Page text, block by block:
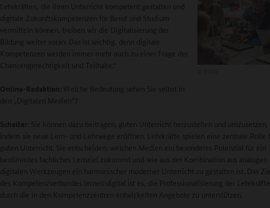
Lehrkräften, die ihren Unterricht kompetent gestalten und
digitale Zukunftskompetenzen für Beruf und Studium
vermitteln können, treiben wir die Digitalisierung der
Bildung weiter voran. Das ist wichtig, denn digitale
Kompetenzen werden immer mehr auch zu einer Frage der
Chancengerechtigkeit und Teilhabe.“
Online-Redaktion: Welche Bedeutung sehen Sie selbst in
den „Digitalen Medien“?
Scheiter:
Sie können dazu beitragen, guten Unterricht herzustellen und umzusetzen,
indem sie neue Lern- und Lehrwege eröffnen. Lehrkräfte spielen eine zentrale Rolle
guten Unterricht. Sie entscheiden, welchen Medien ein besonderes Potenzial für ein
bestimmtes fachliches Lernziel zukommt und wie aus der Kombination aus analogen
digitalen Werkzeugen ein harmonischer moderner Unterricht zu gestalten ist. Das Ziel
des Kompetenzverbundes lernen:digital ist es, die Professionalisierung der Lehrkräfte
durch die in den Kompetenzzentren entwickelten Angebote zu unterstützen.